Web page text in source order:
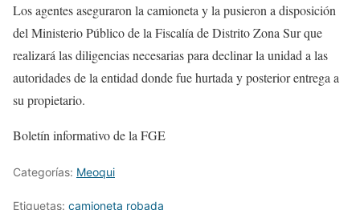
Los agentes aseguraron la camioneta y la pusieron a disposición
del Ministerio Público de la Fiscalía de Distrito Zona Sur que
realizará las diligencias necesarias para declinar la unidad a las
autoridades de la entidad donde fue hurtada y posterior entrega a
su propietario.
Boletín informativo de la FGE
Categorías: Meoqui
Etiquetas: camioneta robada